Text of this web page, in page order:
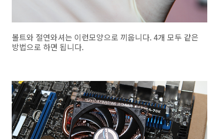
볼트와 절연와셔는 이런모양으로 끼웁니다. 4개 모두 같은
방법으로 하면 됩니다.